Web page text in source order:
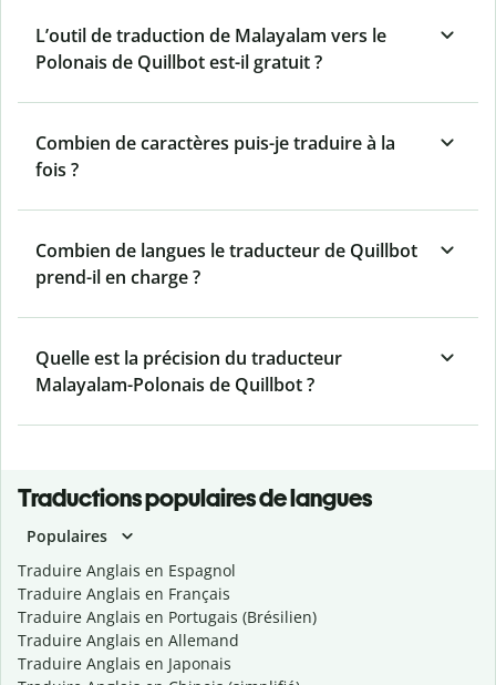
L’outil de traduction de Malayalam vers le
Polonais de Quillbot est-il gratuit ?
Combien de caractères puis-je traduire à la
fois ?
Combien de langues le traducteur de Quillbot
prend-il en charge ?
Quelle est la précision du traducteur
Malayalam-Polonais de Quillbot ?
Traductions populaires de langues
Populaires
Traduire Anglais en Espagnol
Traduire Anglais en Français
Traduire Anglais en Portugais (Brésilien)
Traduire Anglais en Allemand
Traduire Anglais en Japonais